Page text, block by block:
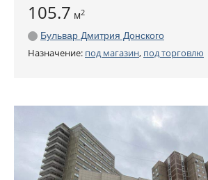
105.7 м2
Бульвар Дмитрия Донского
Назначение: под магазин, под торговлю